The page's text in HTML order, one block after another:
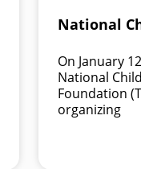
National
On January
National
Foundation
organizing